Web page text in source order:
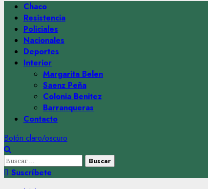
Menú
principal
Chaco
Resistencia
Policiales
Nacionales
Deportes
Interior
Margarita Belen
Saenz Peña
Colonia Benitez
Barranqueras
Contacto
Botón claro/oscuro
Buscar:
Suscríbete